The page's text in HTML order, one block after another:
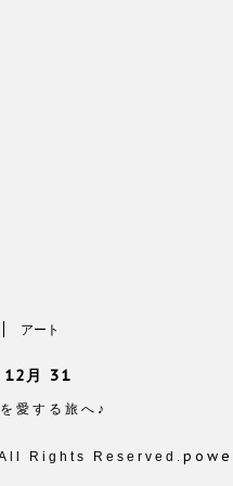
アート
月 31
愛する旅へ♪
All Rights Reserved.